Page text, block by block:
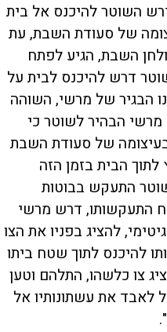
השוטר להיכנס אל בית
של סעודת השבת, עת
השבת, הגיע לפתח
דרש להיכנס לבית על
הבגיר של מרשי, השוהה
הבהיר לשוטר כי
של סעודת השבת
הבית בזמן הזה
התעקש בבוטות
התעקשותו, דרש מרשי
להציג בפניו את הצו
להיכנס לתוך שטח ביתו
צו כלשהו, התלהם וטען
לאבד את עשתונותיו אל